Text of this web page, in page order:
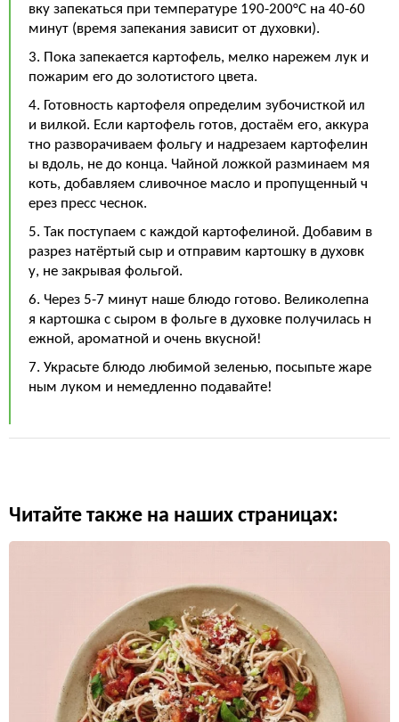
вку запекаться при температуре 190-200°С на 40-60
минут (время запекания зависит от духовки).
3. Пока запекается картофель, мелко нарежем лук и
пожарим его до золотистого цвета.
4. Готовность картофеля определим зубочисткой ил
и вилкой. Если картофель готов, достаём его, аккура
тно разворачиваем фольгу и надрезаем картофелин
ы вдоль, не до конца. Чайной ложкой разминаем мя
коть, добавляем сливочное масло и пропущенный ч
ерез пресс чеснок.
5. Так поступаем с каждой картофелиной. Добавим в
разрез натёртый сыр и отправим картошку в духовк
у, не закрывая фольгой.
6. Через 5-7 минут наше блюдо готово. Великолепна
я картошка с сыром в фольге в духовке получилась н
ежной, ароматной и очень вкусной!
7. Украсьте блюдо любимой зеленью, посыпьте жаре
ным луком и немедленно подавайте!
Читайте также на наших страницах: